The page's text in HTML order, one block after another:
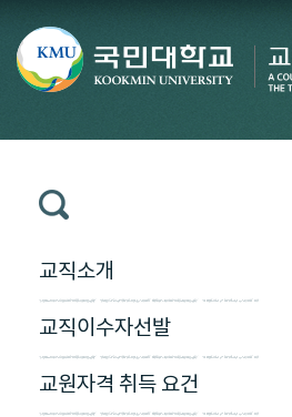
교직소개
교직이수자선발
교원자격 취득 요건